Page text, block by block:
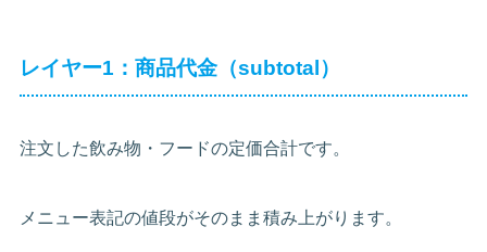
レイヤー1：商品代金（subtotal）
注文した飲み物・フードの定価合計です。
メニュー表記の値段がそのまま積み上がります。